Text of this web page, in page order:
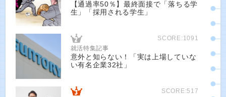
【通過率50％】最終面接で「落ちる学
生」「採用される学生」
SCORE:1091
就活特集記事
意外と知らない！「実は上場していな
い有名企業32社」
SCORE:517